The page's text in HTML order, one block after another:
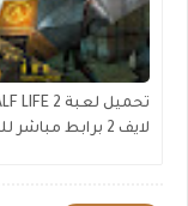
لايف 2 برابط مباشر للكمبيوتر